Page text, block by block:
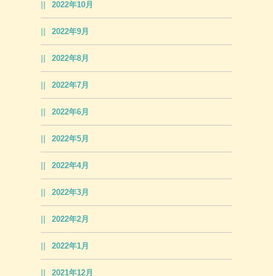
2022年10月
2022年9月
2022年8月
2022年7月
2022年6月
2022年5月
2022年4月
2022年3月
2022年2月
2022年1月
2021年12月